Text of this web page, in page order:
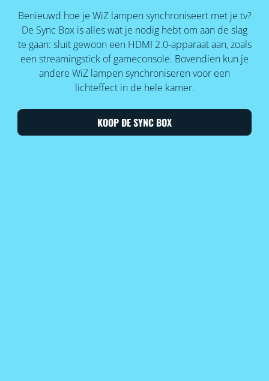
Benieuwd hoe je WiZ lampen synchroniseert met je tv?
De Sync Box is alles wat je nodig hebt om aan de slag
te gaan: sluit gewoon een HDMI 2.0-apparaat aan, zoals
een streamingstick of gameconsole. Bovendien kun je
andere WiZ lampen synchroniseren voor een
lichteffect in de hele kamer.
KOOP DE SYNC BOX